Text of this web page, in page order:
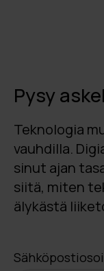
Pysy
Teknologia
vauhdilla.
sinut ajan
siitä, miten
älykästä